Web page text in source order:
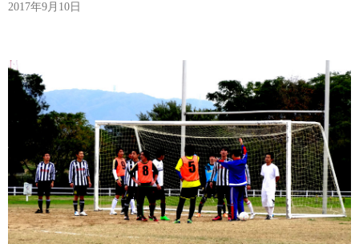
2017年9月10日